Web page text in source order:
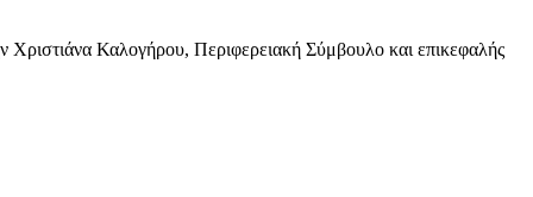
Χριστιάνα Καλογήρου, Περιφερειακή Σύμβουλο και επικεφαλής